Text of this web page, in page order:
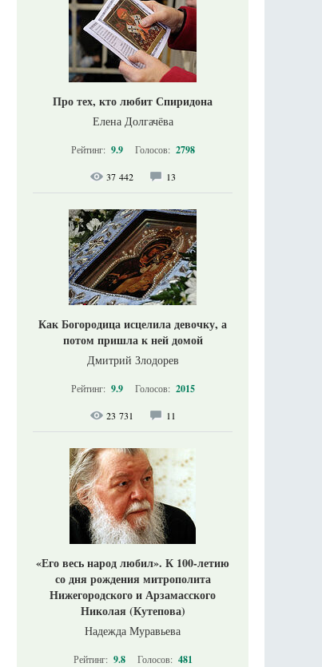
Про тех, кто любит Спиридона
Елена Долгачёва
Рейтинг: 9.9 Голосов: 2798
37 442 13
Как Богородица исцелила девочку, а
потом пришла к ней домой
Дмитрий Злодорев
Рейтинг: 9.9 Голосов: 2015
23 731 11
«Его весь народ любил». К 100-летию
со дня рождения митрополита
Нижегородского и Арзамасского
Николая (Кутепова)
Надежда Муравьева
Рейтинг: 9.8 Голосов: 481